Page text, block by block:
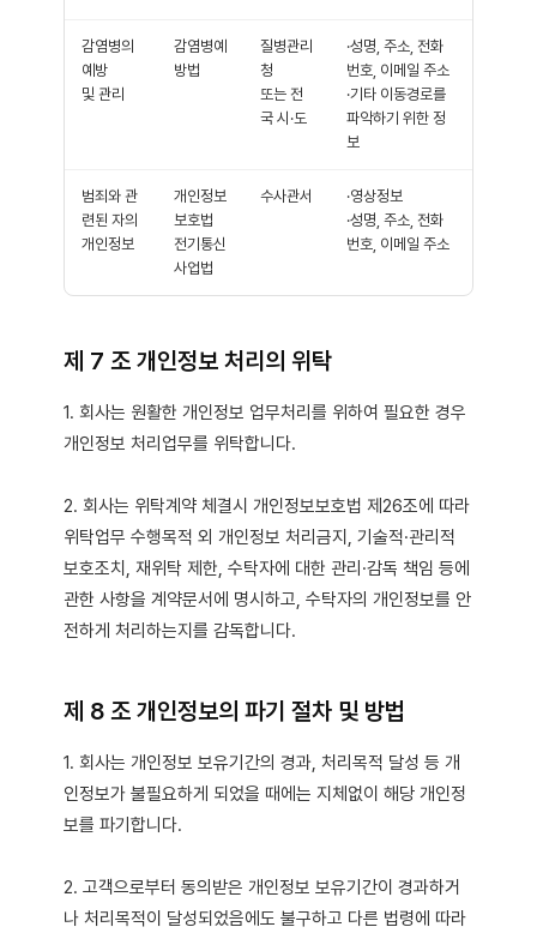
감염병의
예방
및 관리
감염병예
방법
질병관리
청
또는 전
국 시·도
·성명, 주소, 전화
번호, 이메일 주소
·기타 이동경로를
파악하기 위한 정
보
범죄와 관
련된 자의
개인정보
개인정보
보호법
전기통신
사업법
수사관서
·영상정보
·성명, 주소, 전화
번호, 이메일 주소
제 7 조 개인정보 처리의 위탁
1. 회사는 원활한 개인정보 업무처리를 위하여 필요한 경우
개인정보 처리업무를 위탁합니다.
2. 회사는 위탁계약 체결시 개인정보보호법 제26조에 따라
위탁업무 수행목적 외 개인정보 처리금지, 기술적·관리적
보호조치, 재위탁 제한, 수탁자에 대한 관리·감독 책임 등에
관한 사항을 계약문서에 명시하고, 수탁자의 개인정보를 안
전하게 처리하는지를 감독합니다.
제 8 조 개인정보의 파기 절차 및 방법
1. 회사는 개인정보 보유기간의 경과, 처리목적 달성 등 개
인정보가 불필요하게 되었을 때에는 지체없이 해당 개인정
보를 파기합니다.
2. 고객으로부터 동의받은 개인정보 보유기간이 경과하거
나 처리목적이 달성되었음에도 불구하고 다른 법령에 따라